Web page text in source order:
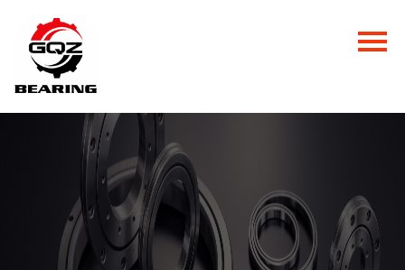
Главная
Продукция
Новости
Контакты